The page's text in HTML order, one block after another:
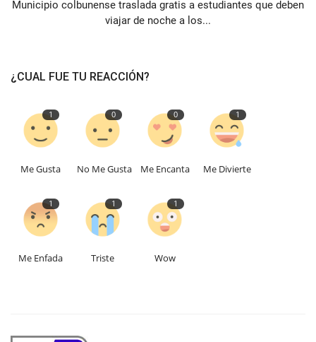
Municipio colbunense traslada gratis a estudiantes que deben
viajar de noche a los...
¿CUAL FUE TU REACCIÓN?
1
Me Gusta
0
No Me Gusta
0
Me Encanta
1
Me Divierte
1
Me Enfada
1
Triste
1
Wow